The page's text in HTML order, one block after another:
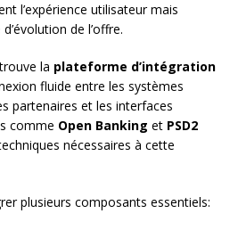
l’expérience utilisateur mais
de l’offre.
la plateforme d’intégration
fluide entre les systèmes
partenaires et les interfaces
comme Open Banking et PSD2
nécessaires à cette
plusieurs composants essentiels: